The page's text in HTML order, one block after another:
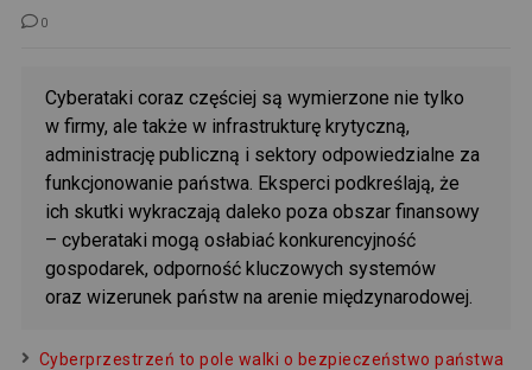
0
Cyberataki coraz częściej są wymierzone nie tylko
w firmy, ale także w infrastrukturę krytyczną,
administrację publiczną i sektory odpowiedzialne za
funkcjonowanie państwa. Eksperci podkreślają, że
ich skutki wykraczają daleko poza obszar finansowy
– cyberataki mogą osłabiać konkurencyjność
gospodarek, odporność kluczowych systemów
oraz wizerunek państw na arenie międzynarodowej.
Cyberprzestrzeń to pole walki o bezpieczeństwo państwa